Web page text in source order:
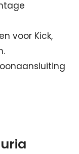
voor Kick,